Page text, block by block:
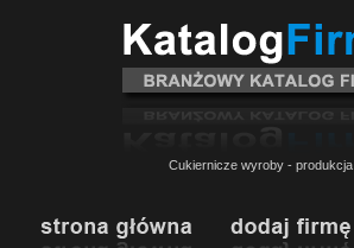
Cukiernicze wyroby - produkcja